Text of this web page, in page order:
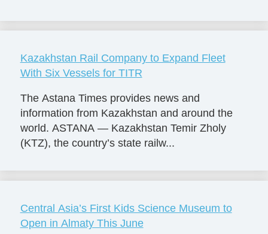
Kazakhstan Rail Company to Expand Fleet
With Six Vessels for TITR
The Astana Times provides news and
information from Kazakhstan and around the
world. ASTANA — Kazakhstan Temir Zholy
(KTZ), the country’s state railw...
Central Asia’s First Kids Science Museum to
Open in Almaty This June